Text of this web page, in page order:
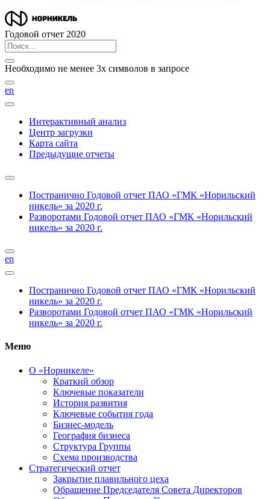
Годовой отчет 2020
Необходимо не менее 3х символов в запросе
en
Интерактивный анализ
Центр загрузки
Карта сайта
Предыдущие отчеты
Постранично Годовой отчет ПАО «ГМК «Норильский
никель» за 2020 г.
Разворотами Годовой отчет ПАО «ГМК «Норильский
никель» за 2020 г.
en
Постранично Годовой отчет ПАО «ГМК «Норильский
никель» за 2020 г.
Разворотами Годовой отчет ПАО «ГМК «Норильский
никель» за 2020 г.
Меню
О «Норникеле»
Краткий обзор
Ключевые показатели
История развития
Ключевые события года
Бизнес-модель
География бизнеса
Структура Группы
Схема производства
Стратегический отчет
Закрытие плавильного цеха
Обращение Председателя Совета Директоров